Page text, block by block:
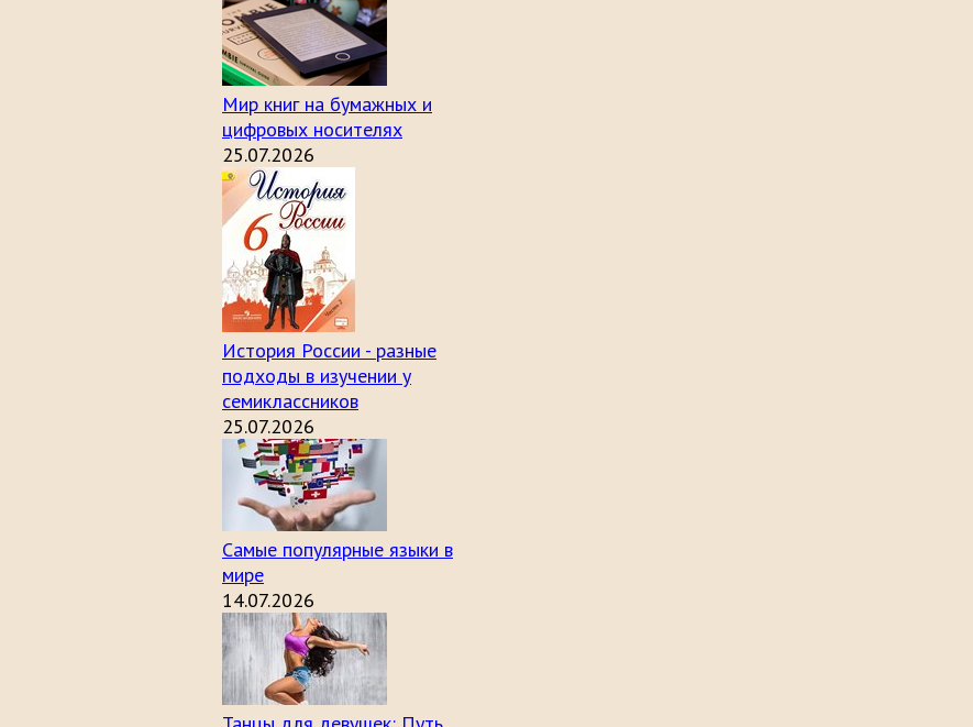
Мир книг на бумажных и
цифровых носителях
25.07.2026
История России - разные
подходы в изучении у
семиклассников
25.07.2026
Самые популярные языки в
мире
14.07.2026